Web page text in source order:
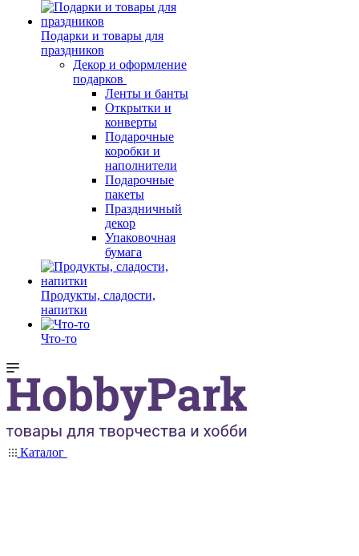
Подарки и товары для
праздников
Декор и оформление
подарков
Ленты и банты
Открытки и
конверты
Подарочные
коробки и
наполнители
Подарочные
пакеты
Праздничный
декор
Упаковочная
бумага
Продукты, сладости,
напитки
Что-то
Каталог